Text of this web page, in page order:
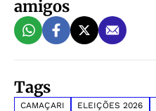
amigos
Tags
CAMAÇARI ELEIÇÕES 2026